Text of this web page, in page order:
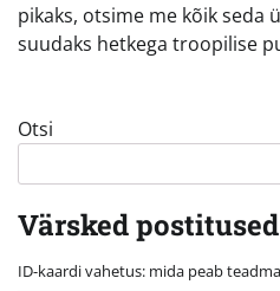
pikaks, otsime me kõik seda
suudaks hetkega troopilise
Otsi
Värsked postitused
ID-kaardi vahetus: mida peab